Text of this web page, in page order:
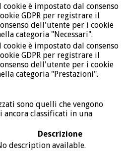
cookie è impostato dal consenso
GDPR per registrare il
dell'utente per i cookie
categoria "Necessari".
cookie è impostato dal consenso
GDPR per registrare il
dell'utente per i cookie
categoria "Prestazioni".
sono quelli che vengono
ancora classificati in una
Descrizione
description available.